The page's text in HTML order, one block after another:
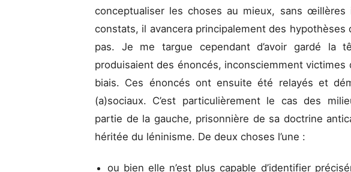
conceptualiser les choses au mieux, sans œillères
constats, il avancera principalement des hypothèses
pas. Je me targue cependant d’avoir gardé la
produisaient des énoncés, inconsciemment victimes
biais. Ces énoncés ont ensuite été relayés et
(a)sociaux. C’est particulièrement le cas des
partie de la gauche, prisonnière de sa doctrine
héritée du léninisme. De deux choses l’une :
ou bien elle n’est plus capable d’identifier